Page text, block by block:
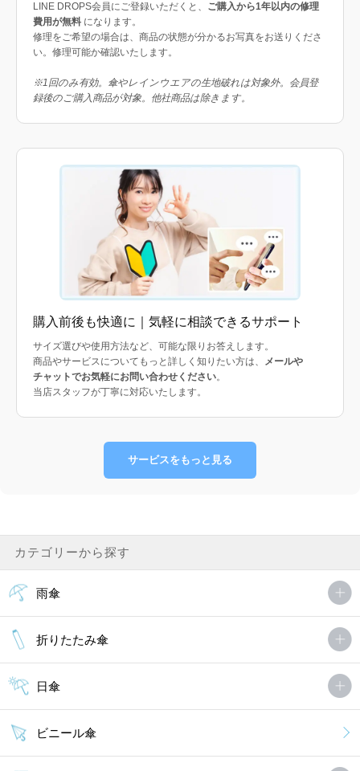
LINE DROPS会員にご登録いただくと、 ご購入から1年以内の修理
費用が無料 になります。
修理をご希望の場合は、商品の状態が分かるお写真をお送りくださ
い。修理可能か確認いたします。
※1回のみ有効。傘やレインウエアの生地破れは対象外。会員登
録後のご購入商品が対象。他社商品は除きます。
購入前後も快適に｜気軽に相談できるサポート
サイズ選びや使用方法など、可能な限りお答えします。
商品やサービスについてもっと詳しく知りたい方は、 メールや
チャットでお気軽にお問い合わせください。
当店スタッフが丁寧に対応いたします。
サービスをもっと見る
カテゴリーから探す
雨傘
折りたたみ傘
日傘
ビニール傘